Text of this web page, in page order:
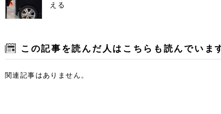
える
この記事を読んだ人はこちらも読んでいま
関連記事はありません。